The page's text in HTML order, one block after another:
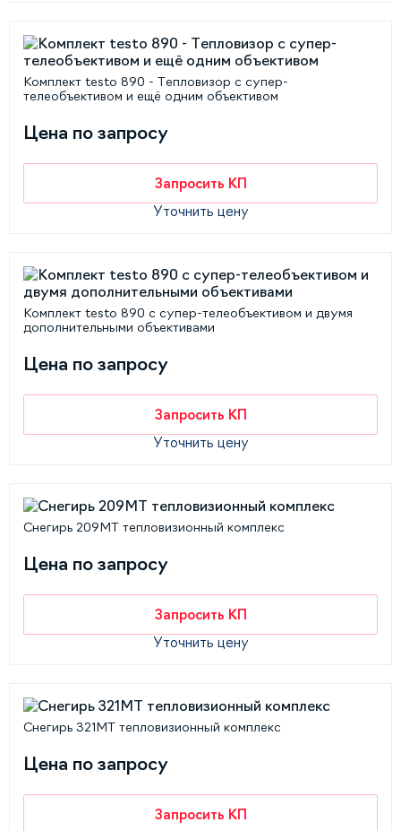
Комплект testo 890 - Тепловизор с супер-
телеобъективом и ещё одним объективом
Цена по запросу
Запросить КП
Уточнить цену
Комплект testo 890 с супер-телеобъективом и двумя
дополнительными объективами
Цена по запросу
Запросить КП
Уточнить цену
Снегирь 209МТ тепловизионный комплекс
Цена по запросу
Запросить КП
Уточнить цену
Снегирь 321МТ тепловизионный комплекс
Цена по запросу
Запросить КП